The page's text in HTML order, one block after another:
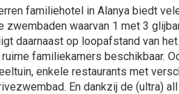
familiehotel in Alanya biedt
zwembaden waarvan 1 met 3
daarnaast op loopafstand van
familiekamers beschikbaar.
enkele restaurants met
En dankzij de (ultra)